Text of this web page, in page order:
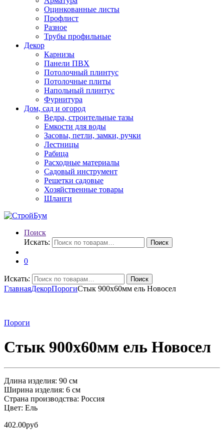
Оцинкованные листы
Профлист
Разное
Трубы профильные
Декор
Карнизы
Панели ПВХ
Потолочный плинтус
Потолочные плиты
Напольный плинтус
Фурнитура
Дом, сад и огород
Ведра, строительные тазы
Емкости для воды
Засовы, петли, замки, ручки
Лестницы
Рабица
Расходные материалы
Садовый инструмент
Решетки садовые
Хозяйственные товары
Шланги
Поиск
Искать:
Поиск
0
Искать: Поиск
ГлавнаяДекорПорогиСтык 900х60мм ель Новосел
Пороги
Стык 900х60мм ель Новосел
Длина изделия: 90 см
Ширина изделия: 6 см
Страна производства: Россия
Цвет: Ель
402.00руб